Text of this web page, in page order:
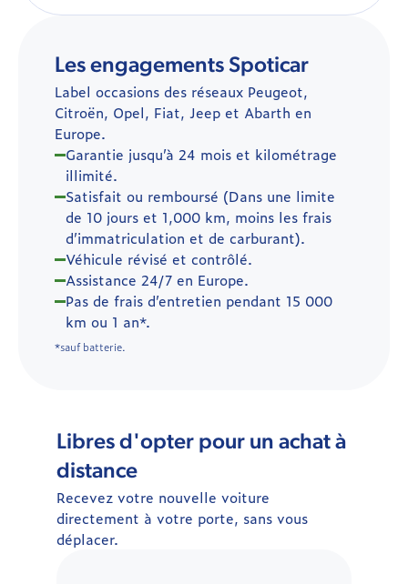
Les engagements Spoticar
Label occasions des réseaux Peugeot,
Citroën, Opel, Fiat, Jeep et Abarth en
Europe.
Garantie jusqu’à 24 mois et kilométrage
illimité.
Satisfait ou remboursé (Dans une limite
de 10 jours et 1,000 km, moins les frais
d’immatriculation et de carburant).
Véhicule révisé et contrôlé.
Assistance 24/7 en Europe.
Pas de frais d’entretien pendant 15 000
km ou 1 an*.
*sauf batterie.
Libres d'opter pour un achat à
distance
Recevez votre nouvelle voiture
directement à votre porte, sans vous
déplacer.